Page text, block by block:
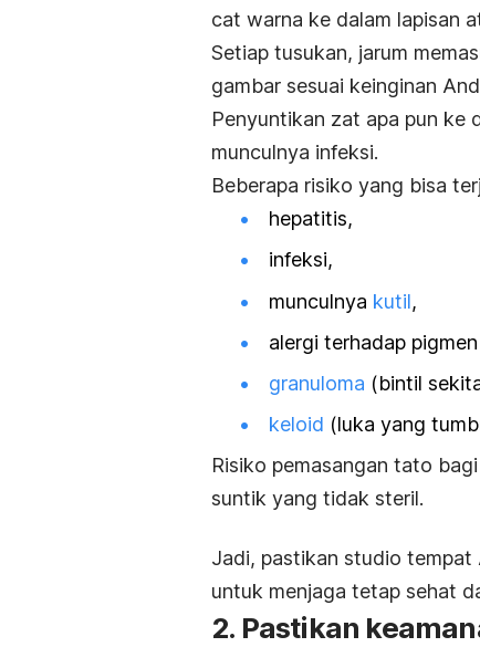
cat warna ke dalam lapisan
Setiap tusukan, jarum
gambar sesuai keinginan
Penyuntikan zat apa pun ke
munculnya infeksi.
Beberapa risiko yang bisa
hepatitis,
infeksi,
munculnya kutil,
alergi terhadap
granuloma (bintil
keloid (luka yang
Risiko pemasangan tato
suntik yang tidak steril.
Jadi, pastikan studio tempat
untuk menjaga tetap sehat
2. Pastikan